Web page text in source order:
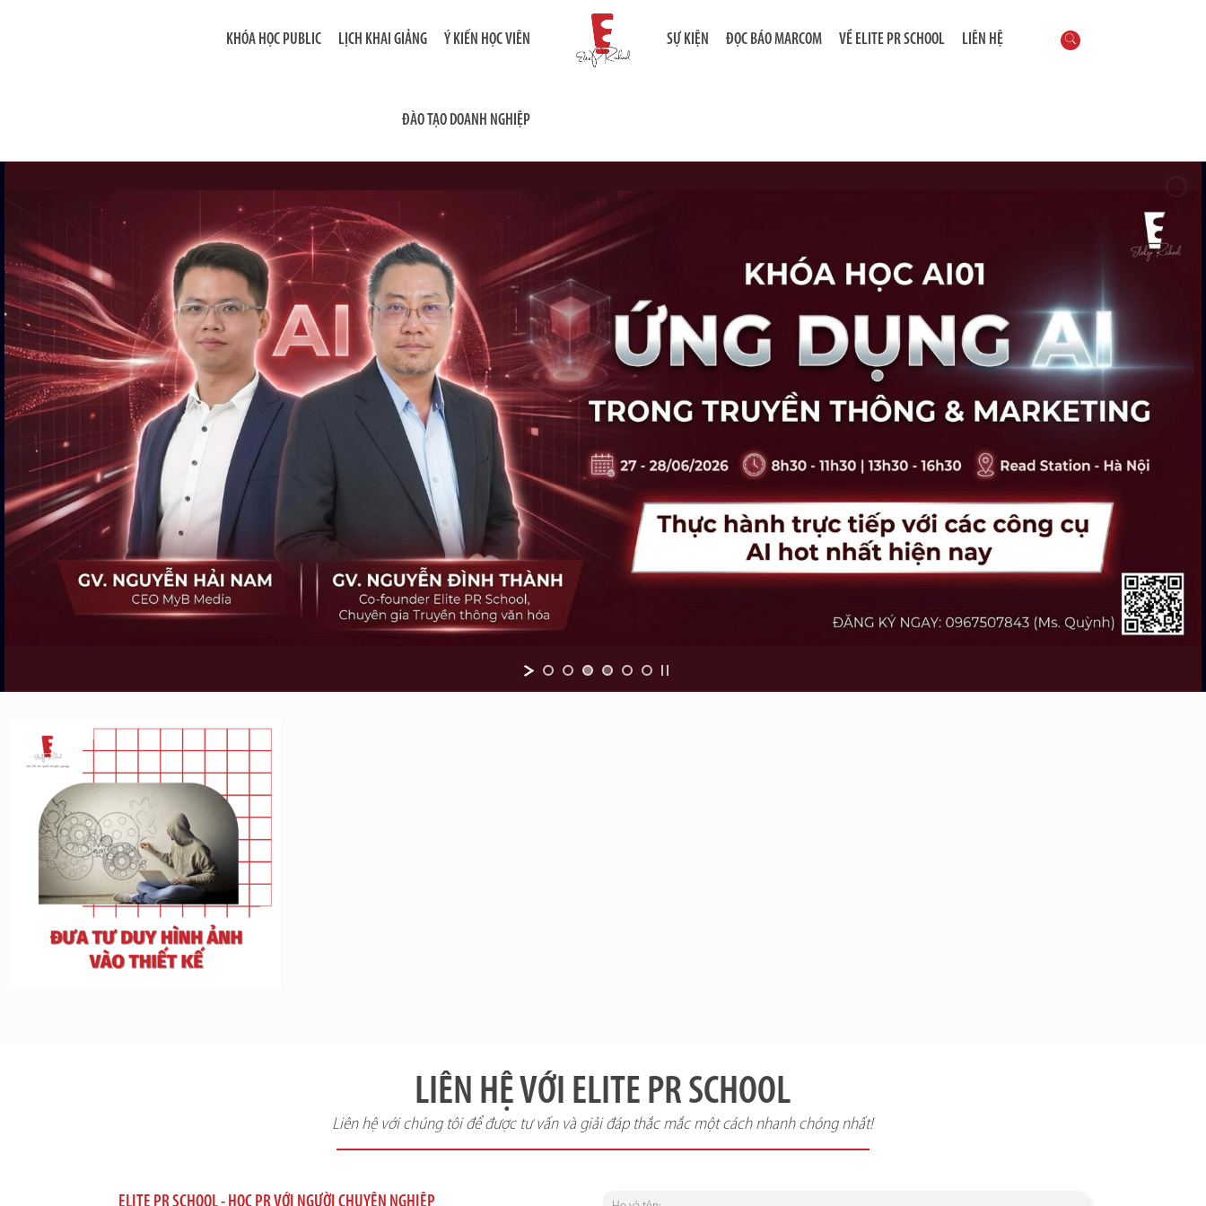
KHÓA HỌC PUBLIC LỊCH KHAI GIẢNG Ý KIẾN HỌC VIÊN
ĐÀO TẠO DOANH NGHIỆP
SỰ KIỆN ĐỌC BÁO MARCOM VỀ ELITE PR SCHOOL LIÊN HỆ
LIÊN HỆ VỚI ELITE PR SCHOOL
Liên hệ với chúng tôi để được tư vấn và giải đáp thắc mắc một cách nhanh chóng nhất!
ELITE PR SCHOOL - HỌC PR VỚI NGƯỜI CHUYÊN NGHIỆP